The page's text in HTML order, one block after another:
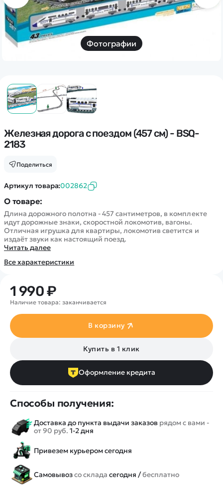
Фотографии
Железная дорога с поездом (457 см) - BSQ-
2183
Поделиться
Артикул товара:002862
О товаре:
Длина дорожного полотна - 457 сантиметров, в комплекте
идут дорожные знаки, скоростной локомотив, вагоны.
Отличная игрушка для квартиры, локомотив светится и
издаёт звуки как настоящий поезд.
Читать далее
Все характеристики
1 990 ₽
Наличие товара: заканчивается
В корзину
Купить в 1 клик
Оформление кредита
Способы получения:
Доставка до пункта выдачи заказов рядом с вами -
от 90 руб. 1-2 дня
Привезем курьером сегодня
Самовывозсо склада сегодня /бесплатно
Дополнительный способ связи
WhatsApp/Мобильный
Есть вопрос? Можем связаться с вами
Наши соцсети:
Каталог
Квадрокоптеры
Машинки
Танки
Вертолеты
Катера
Роботы
Самолеты
Детские электромобили
Железные дороги
Конструкторы
Запчасти для моделей
Информация
Оптовые продажи
Блог
Статьи про беспилотники
Покупка в кредит
Покупателю
Контакты
Оплата и доставка
Отследить заказ
Оплата на сайте